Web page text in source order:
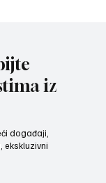
iz
događaji,
ekskluzivni